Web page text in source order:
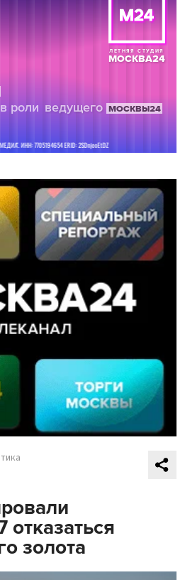
отказаться
золота